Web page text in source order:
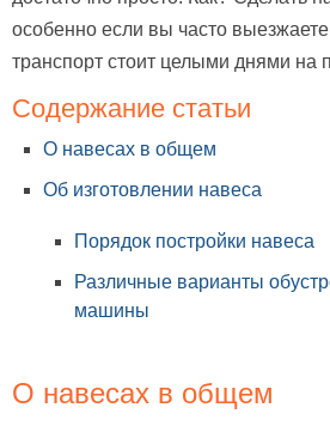
особенно если вы часто
транспорт стоит целыми днями на
Содержание статьи
О навесах в общем
Об изготовлении навеса
Порядок постройки навеса
Различные варианты
машины
О навесах в общем